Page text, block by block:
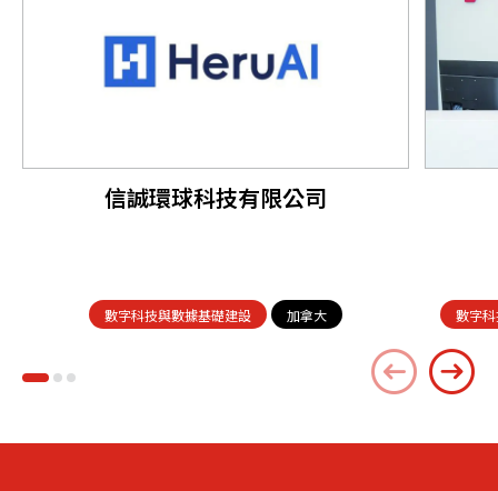
信誠環球科技有限公司
數字科技與數據基礎建設 加拿大 數字